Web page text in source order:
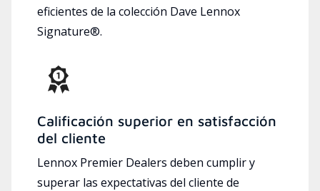
eficientes de la colección Dave Lennox
Signature®.
Calificación superior en satisfacción
del cliente
Lennox Premier Dealers deben cumplir y
superar las expectativas del cliente de